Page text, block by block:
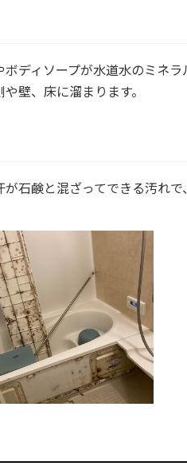
ディソープが水道水のミネ
壁、床に溜まります。
石鹸と混ざってできる汚れで